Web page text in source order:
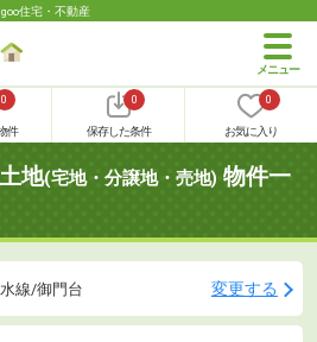
住宅・不動産
0
件
0
保存した条件
0
お気に入り
地(宅地・分譲地・売地) 物件一
線/御門台 変更する